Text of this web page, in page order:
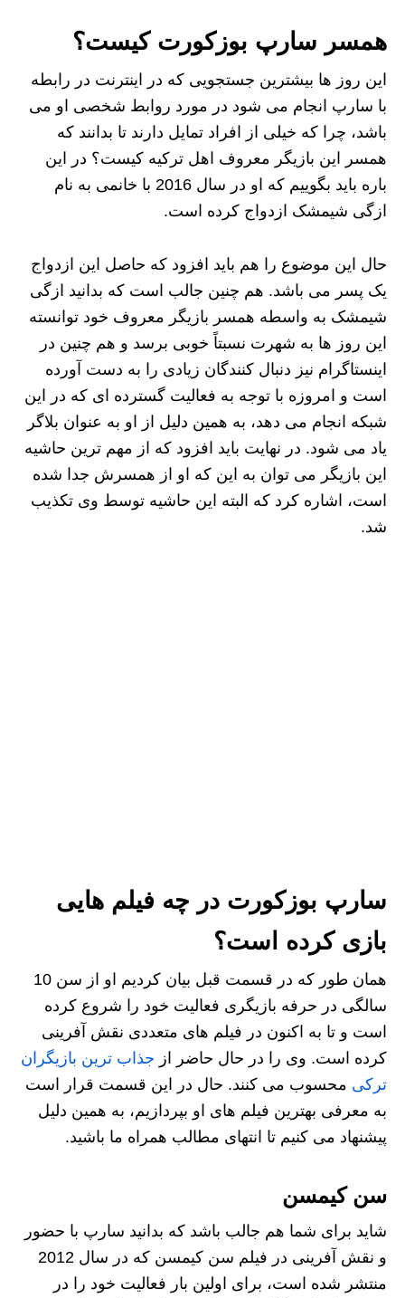
همسر سارپ بوزکورت کیست؟
این روز ها بیشترین جستجویی که در اینترنت در رابطه
با سارپ انجام می‌ شود در مورد روابط شخصی او می
باشد، چرا که خیلی از افراد تمایل دارند تا بدانند که
همسر این بازیگر معروف اهل ترکیه کیست؟ در این
باره باید بگوییم که او در سال 2016 با خانمی به نام
ازگی شیمشک ازدواج کرده است.
حال این موضوع را هم باید افزود که حاصل این ازدواج
یک پسر می باشد. هم چنین جالب است که بدانید ازگی
شیمشک به واسطه همسر بازیگر معروف خود توانسته
این روز ها به شهرت نسبتاً خوبی برسد و هم چنین در
اینستاگرام نیز دنبال کنندگان زیادی را به دست آورده
است و امروزه با توجه به فعالیت گسترده ای که در این
شبکه انجام می دهد، به همین دلیل از او به عنوان بلاگر
یاد می شود. در نهایت باید افزود که از مهم ترین حاشیه
این بازیگر می توان به این که او از همسرش جدا شده
است، اشاره کرد که البته این حاشیه توسط وی تکذیب
شد.
سارپ بوزکورت در چه فیلم هایی
بازی کرده است؟
همان طور که در قسمت قبل بیان کردیم او از سن 10
سالگی در حرفه بازیگری فعالیت خود را شروع کرده
است و تا به اکنون در فیلم‌ های متعددی نقش آفرینی
کرده است. وی را در حال حاضر از جذاب ترین بازیگران
ترکی محسوب می کنند. حال در این قسمت قرار است
به معرفی بهترین فیلم های او بپردازیم، به همین دلیل
پیشنهاد می‌ کنیم تا انتهای مطالب همراه ما باشید.
سن کیمسن
شاید برای شما هم جالب باشد که بدانید سارپ با حضور
و نقش آفرینی در فیلم سن کیمسن که در سال 2012
منتشر شده است، برای اولین بار فعالیت خود را در